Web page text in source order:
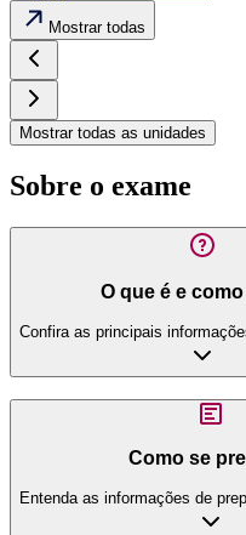
Mostrar todas
Mostrar todas as unidades
Sobre o exame
O que é e
Confira as principais
Como se
Entenda as informações de